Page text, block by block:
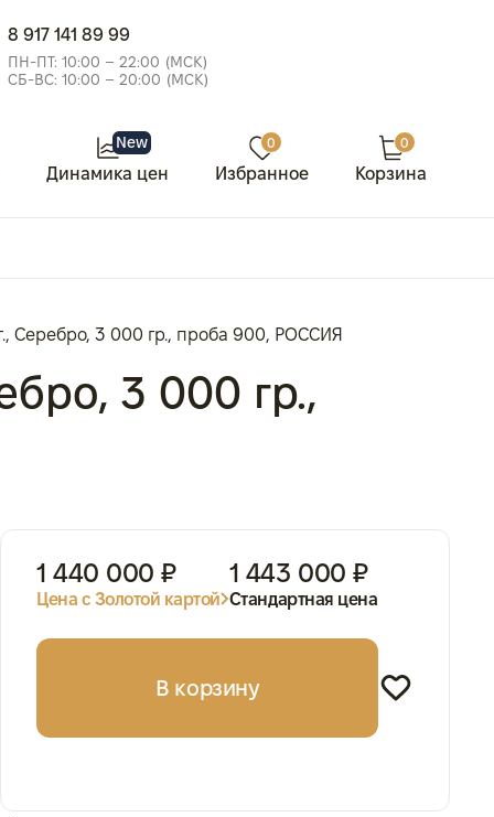
8 917 141 89 99
ПН-ПТ: 10:00 – 22:00 (МСК)
СБ-ВС: 10:00 – 20:00 (МСК)
New
Динамика цен
0
Избранное
0
Корзина
Серебро, 3 000 гр., проба 900, РОССИЯ
3 000 гр.,
1 440 000 ₽
Цена с Золотой картой
1 443 000 ₽
Стандартная цена
В корзину